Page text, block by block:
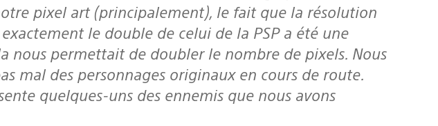
pixel art (principalement), le fait que la résolution
exactement le double de celui de la PSP a été une
nous permettait de doubler le nombre de pixels. Nous
mal des personnages originaux en cours de route.
quelques-uns des ennemis que nous avons